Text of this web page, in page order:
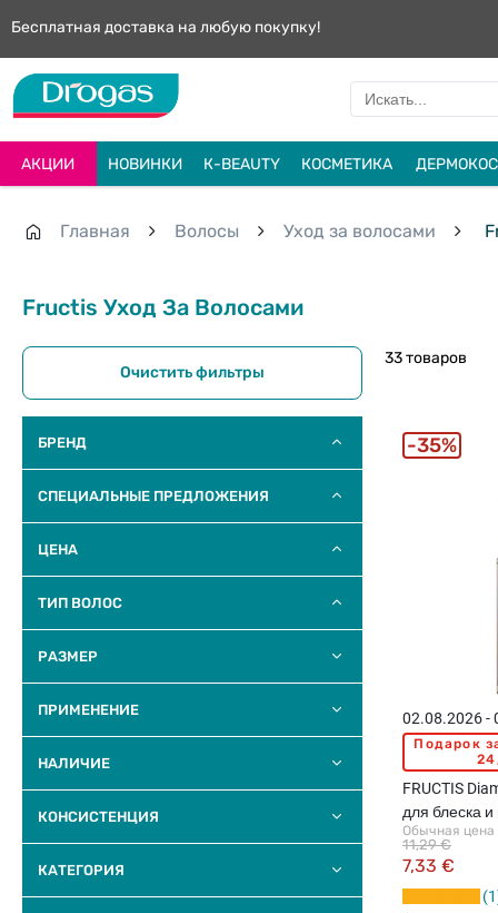
Бесплатная доставка на любую покупку!
АКЦИИ НОВИНКИ К-BEAUTY КОСМЕТИКА
Главная Волосы Уход за волосами
Fructis Уход За Волосами
Очистить фильтры
БРЕНД
СПЕЦИАЛЬНЫЕ ПРЕДЛОЖЕНИЯ
ЦЕНА
ТИП ВОЛОС
РАЗМЕР
ПРИМЕНЕНИЕ
НАЛИЧИЕ
КОНСИСТЕНЦИЯ
КАТЕГОРИЯ
33 товаров
02.08.2026 -
Подарок
FRUCTIS
для блеска и
150мл
Обычная цена
7,33 €
11,29 €
1
35%